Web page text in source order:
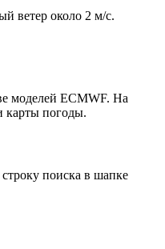
ветер около 2 м/с.
моделей ECMWF. На
карты погоды.
поиска в шапке